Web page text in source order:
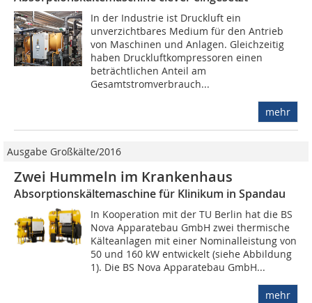
In der Industrie ist Druckluft ein
unverzichtbares Medium für den Antrieb
von Maschinen und Anlagen. Gleichzeitig
haben Druckluftkompressoren einen
beträchtlichen Anteil am
Gesamtstromverbrauch...
mehr
Ausgabe Großkälte/2016
Zwei Hummeln im Krankenhaus
Absorptionskältemaschine für Klinikum in Spandau
In Kooperation mit der TU Berlin hat die BS
Nova Apparatebau GmbH zwei thermische
Kälteanlagen mit einer Nominalleistung von
50 und 160 kW entwickelt (siehe Abbildung
1). Die BS Nova Apparatebau GmbH...
mehr